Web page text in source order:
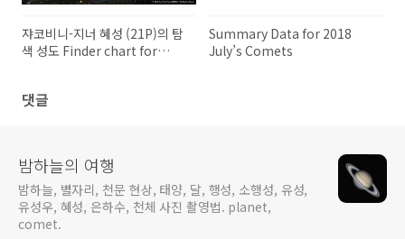
쟈코비니-지너 혜성 (21P)의 탐
색 성도 Finder chart for
Summary Data for 2018
July’s Comets
댓글
밤하늘의 여행
밤하늘, 별자리, 천문 현상, 태양, 달, 행성, 소행성, 유성,
유성우, 혜성, 은하수, 천체 사진 촬영법. planet,
comet.